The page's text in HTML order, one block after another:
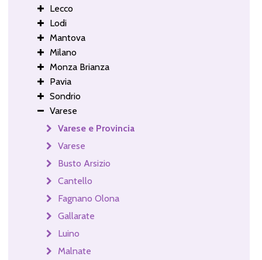
Lecco
Lodi
Mantova
Milano
Monza Brianza
Pavia
Sondrio
Varese
Varese e Provincia
Varese
Busto Arsizio
Cantello
Fagnano Olona
Gallarate
Luino
Malnate